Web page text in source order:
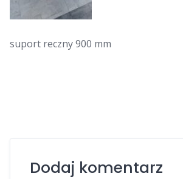
suport reczny 900 mm
Dodaj komentarz